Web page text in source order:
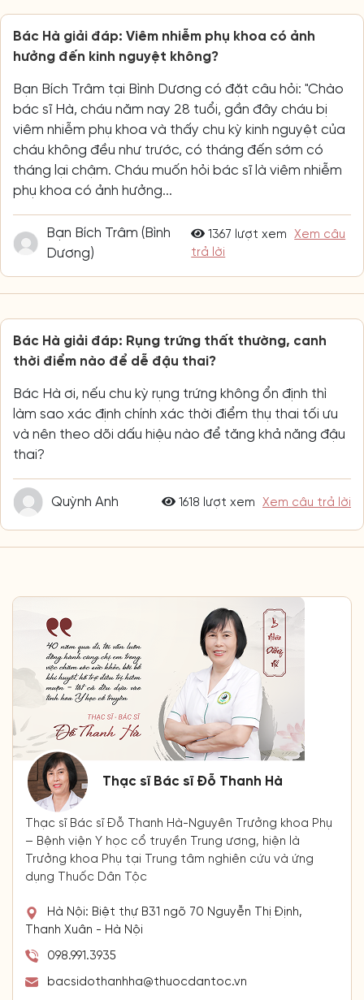
Bác Hà giải đáp: Viêm nhiễm phụ khoa có ảnh
hưởng đến kinh nguyệt không?
Bạn Bích Trâm tại Bình Dương có đặt câu hỏi: "Chào
bác sĩ Hà, cháu năm nay 28 tuổi, gần đây cháu bị
viêm nhiễm phụ khoa và thấy chu kỳ kinh nguyệt của
cháu không đều như trước, có tháng đến sớm có
tháng lại chậm. Cháu muốn hỏi bác sĩ là viêm nhiễm
phụ khoa có ảnh hưởng...
Bạn Bích Trâm (Bình
Dương)
1367 lượt xem
Xem câu
trả lời
Bác Hà giải đáp: Rụng trứng thất thường, canh
thời điểm nào để dễ đậu thai?
Bác Hà ơi, nếu chu kỳ rụng trứng không ổn định thì
làm sao xác định chính xác thời điểm thụ thai tối ưu
và nên theo dõi dấu hiệu nào để tăng khả năng đậu
thai?
Quỳnh Anh 1618 lượt xem Xem câu trả lời
Thạc sĩ Bác sĩ Đỗ Thanh Hà
Thạc sĩ Bác sĩ Đỗ Thanh Hà-Nguyên Trưởng khoa Phụ
– Bệnh viện Y học cổ truyền Trung ương, hiện là
Trưởng khoa Phụ tại Trung tâm nghiên cứu và ứng
dụng Thuốc Dân Tộc
Hà Nội: Biệt thự B31 ngõ 70 Nguyễn Thị Định,
Thanh Xuân - Hà Nội
098.991.3935
bacsidothanhha@thuocdantoc.vn